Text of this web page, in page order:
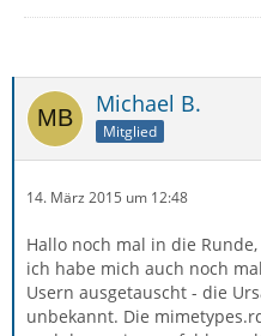
Michael B.
Mitglied
14. März 2015 um 12:48
Hallo noch mal in die Runde,
ich habe mich auch noch
Usern ausgetauscht - die
unbekannt. Die